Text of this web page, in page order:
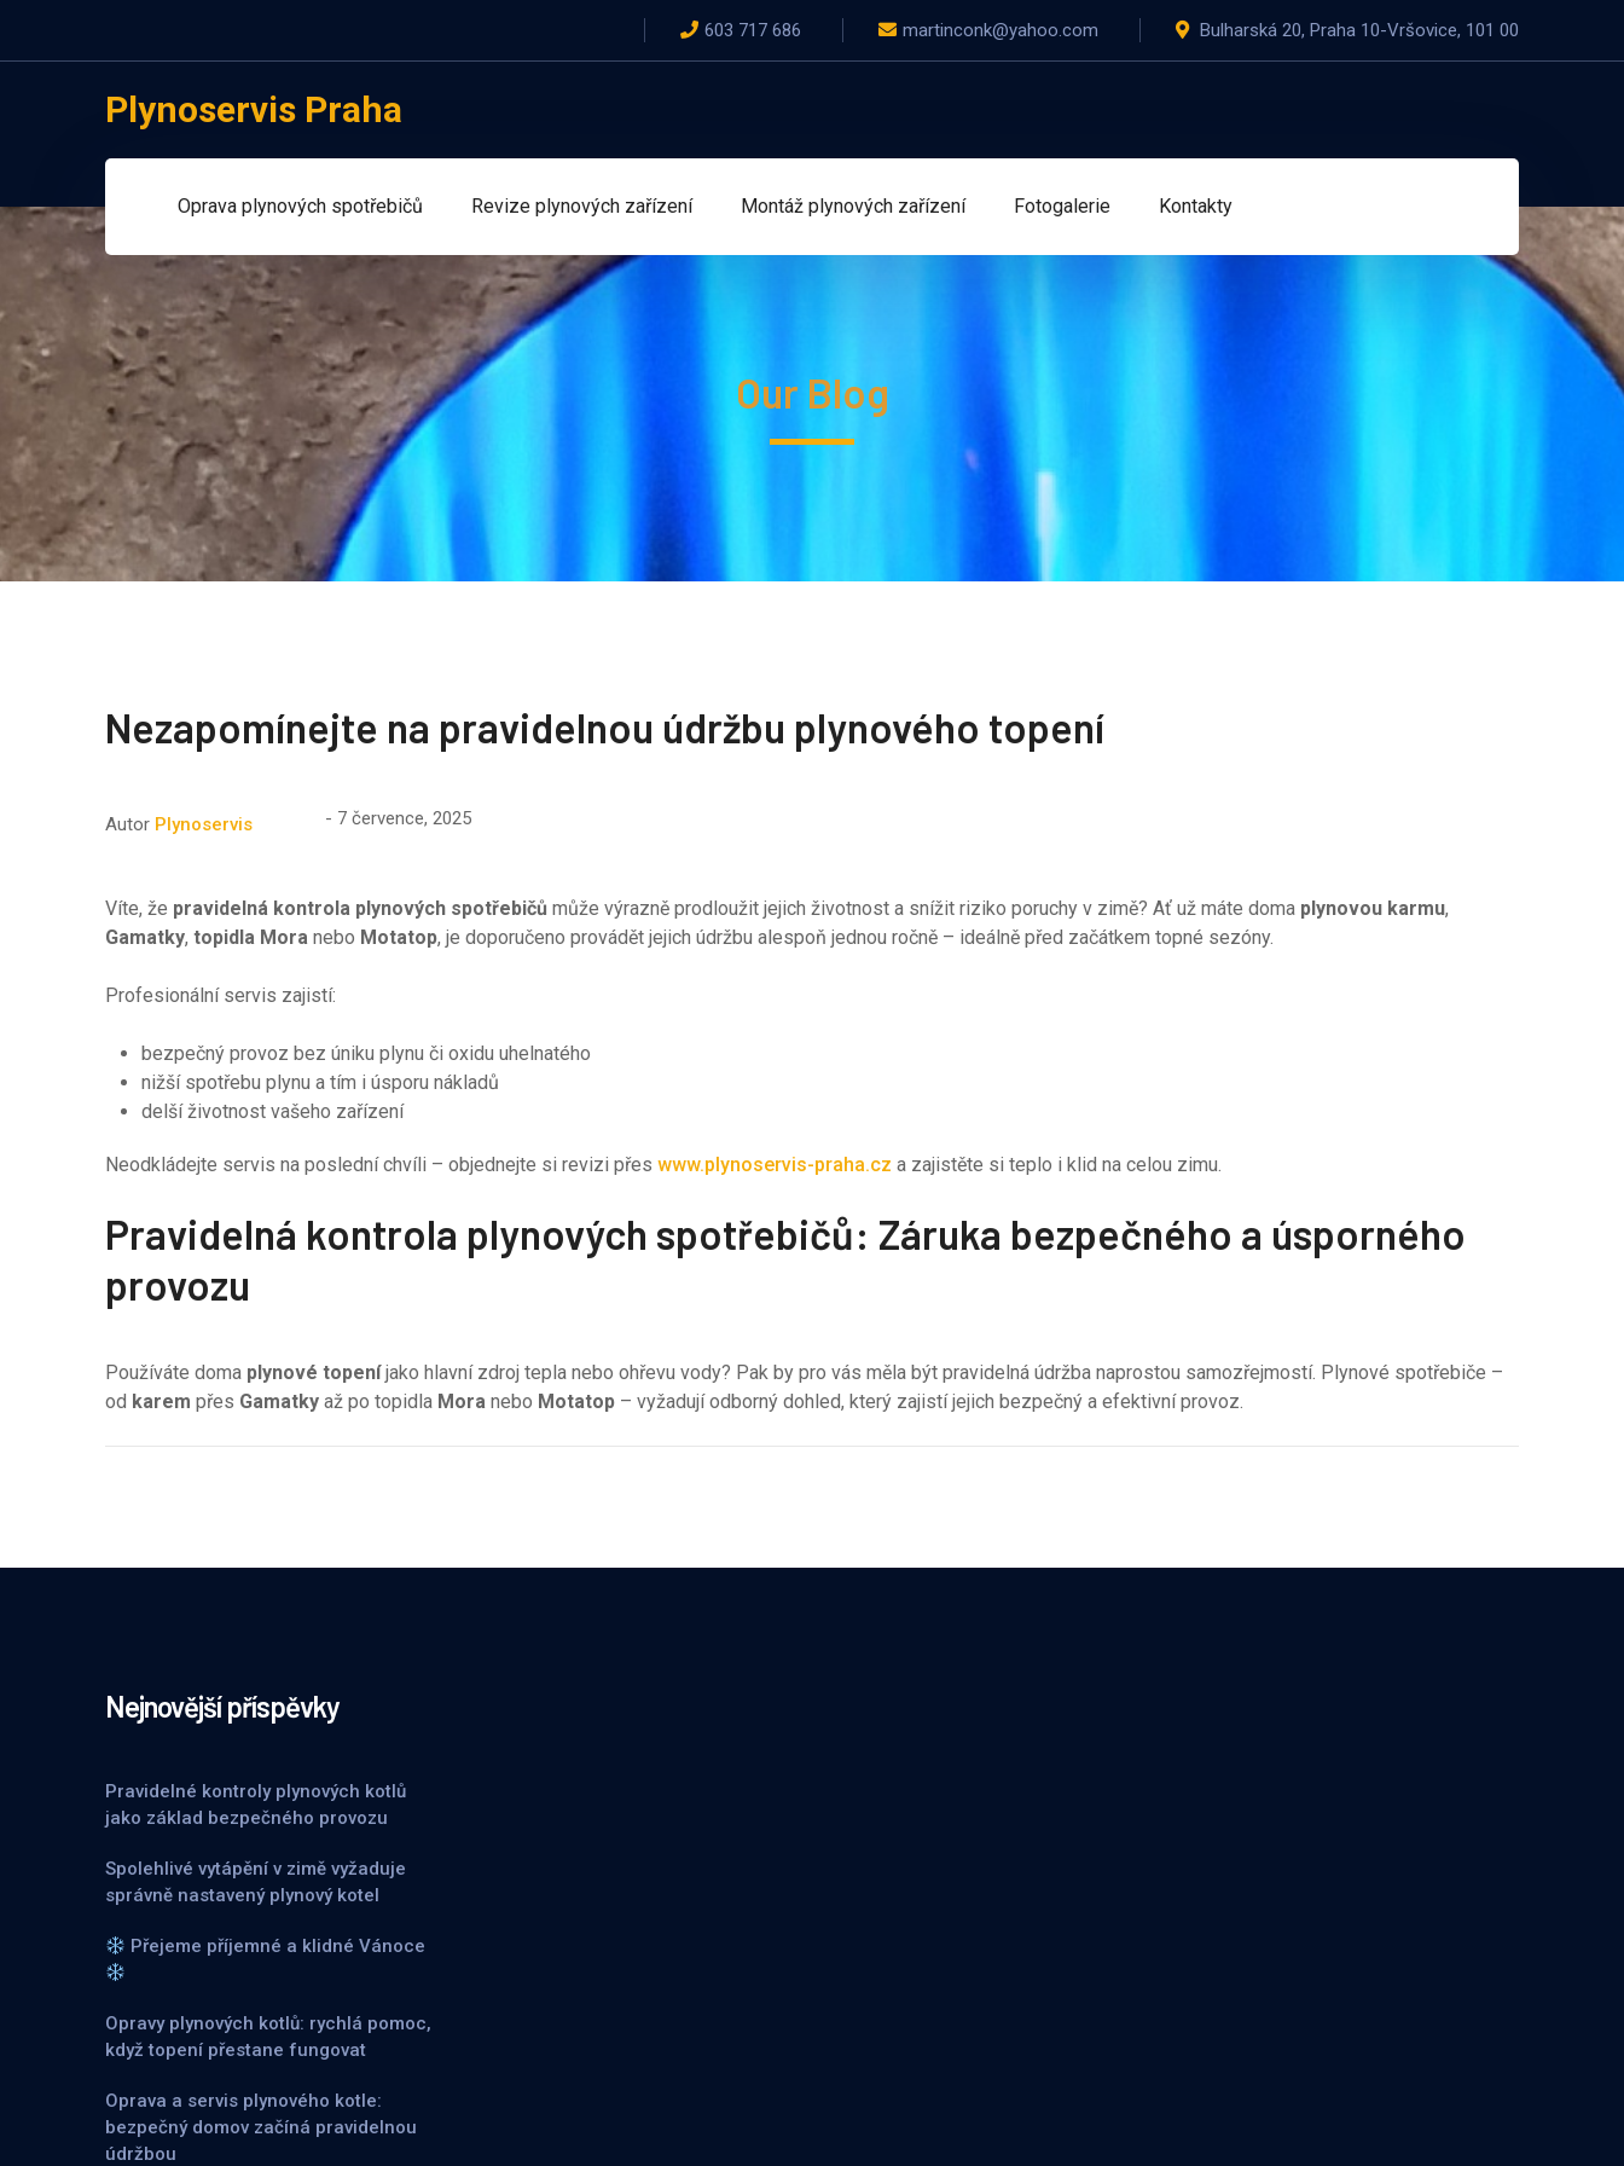
603 717 686 martinconk@yahoo.com Bulharská 20, Praha 10-Vršovice, 101 00
Plynoservis Praha
Oprava plynových spotřebičů Revize plynových zařízení Montáž plynových zařízení Fotogalerie Kontakty
Our Blog
Nezapomínejte na pravidelnou údržbu plynového topení
Autor Plynoservis 7 července, 2025
Víte, že pravidelná kontrola plynových spotřebičů může výrazně prodloužit jejich životnost a snížit riziko poruchy v zimě? Ať už máte doma plynovou karmu,
Gamatky, topidla Mora nebo Motatop, je doporučeno provádět jejich údržbu alespoň jednou ročně – ideálně před začátkem topné sezóny.
Profesionální servis zajistí:
bezpečný provoz bez úniku plynu či oxidu uhelnatého
nižší spotřebu plynu a tím i úsporu nákladů
delší životnost vašeho zařízení
Neodkládejte servis na poslední chvíli – objednejte si revizi přes www.plynoservis-praha.cz a zajistěte si teplo i klid na celou zimu.
Pravidelná kontrola plynových spotřebičů: Záruka bezpečného a úsporného
provozu
Používáte doma plynové topeníjako hlavní zdroj tepla nebo ohřevu vody? Pak by pro vás měla být pravidelná údržba naprostou samozřejmostí. Plynové spotřebiče –
od karem přes Gamatky až po topidla Mora nebo Motatop – vyžadují odborný dohled, který zajistí jejich bezpečný a efektivní provoz.
Nejnovější příspěvky
Pravidelné kontroly plynových kotlů
jako základ bezpečného provozu
Spolehlivé vytápění v zimě vyžaduje
správně nastavený plynový kotel
Přejeme příjemné a klidné Vánoce
Opravy plynových kotlů: rychlá pomoc,
když topení přestane fungovat
Oprava a servis plynového kotle:
bezpečný domov začíná pravidelnou
údržbou